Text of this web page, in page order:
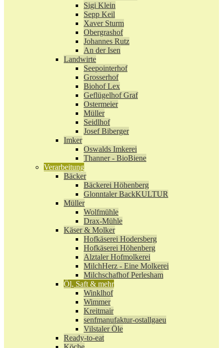
Sigi Klein
Sepp Keil
Xaver Sturm
Obergrashof
Johannes Rutz
An der Isen
Landwirte
Seepointerhof
Grosserhof
Biohof Lex
Geflügelhof Graf
Ostermeier
Müller
Seidlhof
Josef Biberger
Imker
Oswalds Imkerei
Thanner - BioBiene
Verarbeitung
Bäcker
Bäckerei Höhenberg
Glonntaler BackKULTUR
Müller
Wolfmühle
Drax-Mühle
Käser & Molker
Hofkäserei Hodersberg
Hofkäserei Höhenberg
Alztaler Hofmolkerei
MilchHerz - Eine Molkerei
Milchschafhof Perlesham
Öl, Saft & mehr
Winklhof
Wimmer
Kreitmair
senfmanufaktur-ostallgaeu
Vilstaler Öle
Ready-to-eat